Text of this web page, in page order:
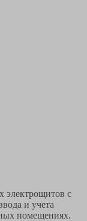
электрощитов с
и учета
помещениях.